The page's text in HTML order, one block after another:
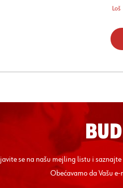
Loš
se na našu mejling listu i
Obećavamo da Vašu